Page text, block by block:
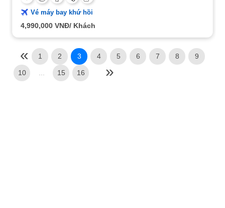
Vé máy bay khứ hồi
4,990,000 VNĐ/ Khách
1 2 3 4 5 6 7 8 9
10 15 16